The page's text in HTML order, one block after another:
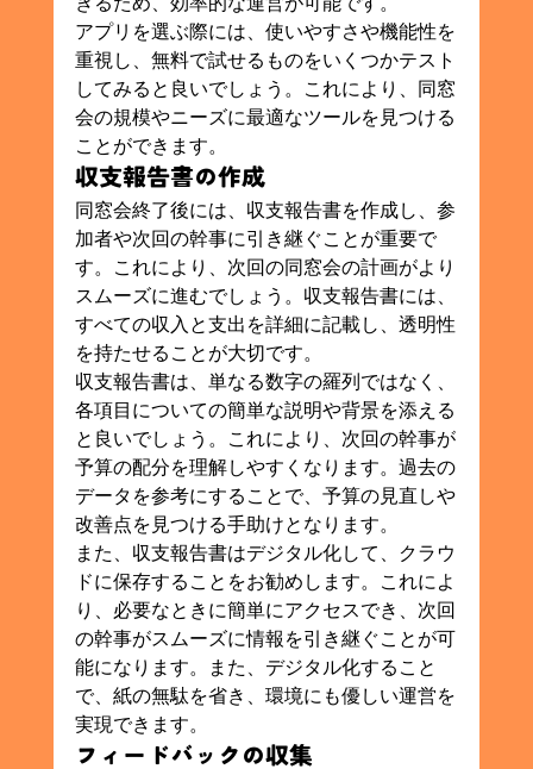
アプリを選ぶ際には、使いやすさや機能性を
重視し、無料で試せるものをいくつかテスト
してみると良いでしょう。これにより、同窓
会の規模やニーズに最適なツールを見つける
ことができます。
収支報告書の作成
同窓会終了後には、収支報告書を作成し、参
加者や次回の幹事に引き継ぐことが重要で
す。これにより、次回の同窓会の計画がより
スムーズに進むでしょう。収支報告書には、
すべての収入と支出を詳細に記載し、透明性
を持たせることが大切です。
収支報告書は、単なる数字の羅列ではなく、
各項目についての簡単な説明や背景を添える
と良いでしょう。これにより、次回の幹事が
予算の配分を理解しやすくなります。過去の
データを参考にすることで、予算の見直しや
改善点を見つける手助けとなります。
また、収支報告書はデジタル化して、クラウ
ドに保存することをお勧めします。これによ
り、必要なときに簡単にアクセスでき、次回
の幹事がスムーズに情報を引き継ぐことが可
能になります。また、デジタル化すること
で、紙の無駄を省き、環境にも優しい運営を
実現できます。
フィードバックの収集